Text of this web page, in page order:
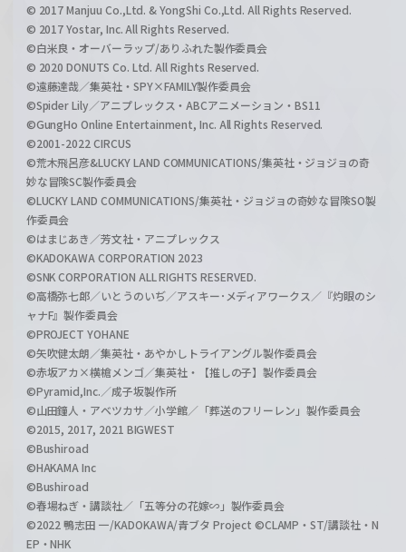
© 2017 Manjuu Co.,Ltd. & YongShi Co.,Ltd. All Rights Reserved.
© 2017 Yostar, Inc. All Rights Reserved.
©白米良・オーバーラップ/ありふれた製作委員会
© 2020 DONUTS Co. Ltd. All Rights Reserved.
©遠藤達哉／集英社・SPY×FAMILY製作委員会
©Spider Lily／アニプレックス・ABCアニメーション・BS11
©GungHo Online Entertainment, Inc. All Rights Reserved.
©2001-2022 CIRCUS
©荒木飛呂彦&LUCKY LAND COMMUNICATIONS/集英社・ジョジョの奇
妙な冒険SC製作委員会
©LUCKY LAND COMMUNICATIONS/集英社・ジョジョの奇妙な冒険SO製
作委員会
©はまじあき／芳文社・アニプレックス
©KADOKAWA CORPORATION 2023
©SNK CORPORATION ALL RIGHTS RESERVED.
©高橋弥七郎／いとうのいぢ／アスキー･メディアワークス／『灼眼のシ
ャナF』製作委員会
©PROJECT YOHANE
©矢吹健太朗／集英社・あやかしトライアングル製作委員会
©赤坂アカ×横槍メンゴ／集英社・【推しの子】製作委員会
©Pyramid,Inc.／成子坂製作所
©山田鐘人・アベツカサ／小学館／「葬送のフリーレン」製作委員会
©2015, 2017, 2021 BIGWEST
©Bushiroad
©HAKAMA Inc
©Bushiroad
©春場ねぎ・講談社／「五等分の花嫁∽」製作委員会
©2022 鴨志田 一/KADOKAWA/青ブタ Project ©CLAMP・ST/講談社・N
EP・NHK